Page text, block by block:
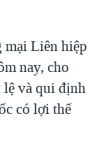
CUỘC'
Liên hiệp
nay, cho
lệ và qui định
có lợi thế